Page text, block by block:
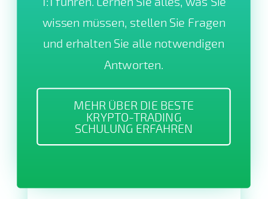
wissen müssen, stellen Sie Fragen
und erhalten Sie alle notwendigen
Antworten.
MEHR ÜBER DIE BESTE
KRYPTO-TRADING
SCHULUNG ERFAHREN